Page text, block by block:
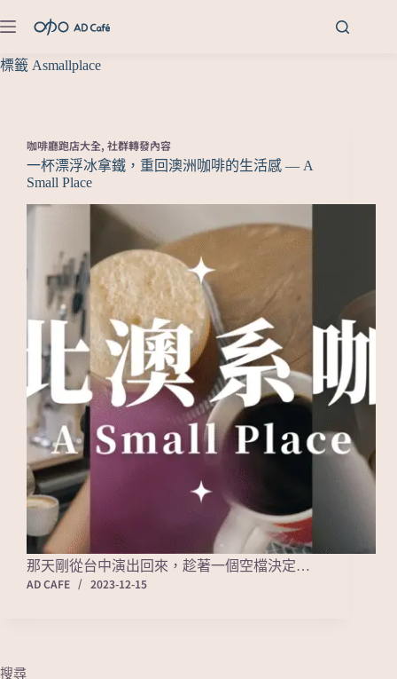
標籤 Asmallplace
咖啡廳跑店大全, 社群轉發內容
一杯漂浮冰拿鐵，重回澳洲咖啡的生活感 — A
Small Place
那天剛從台中演出回來，趁著一個空檔決定…
AD CAFE
2023-12-15
搜尋